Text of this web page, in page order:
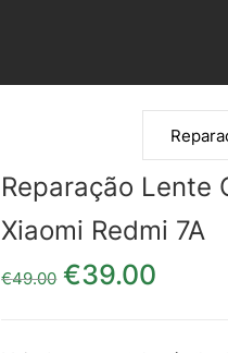
Reparação Lente
Xiaomi Redmi 7A
€49.00 O preço original
€39.00